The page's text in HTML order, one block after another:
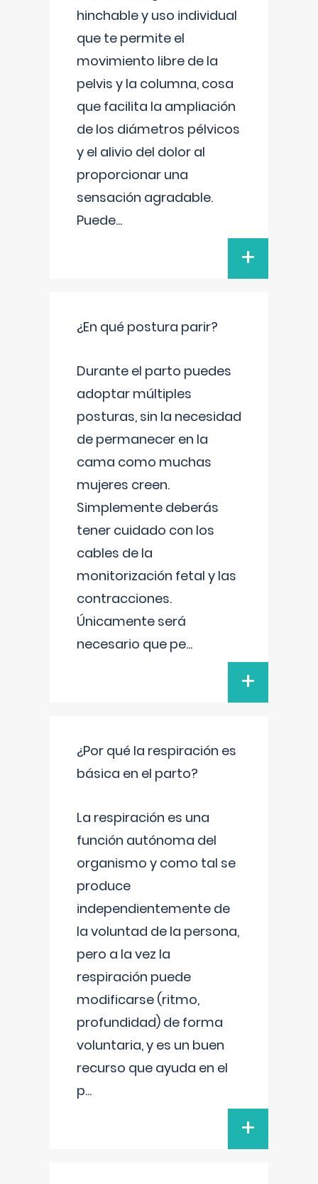
hinchable y uso individual
que te permite el
movimiento libre de la
pelvis y la columna, cosa
que facilita la ampliación
de los diámetros pélvicos
y el alivio del dolor al
proporcionar una
sensación agradable.
Puede...
+
¿En qué postura parir?
Durante el parto puedes
adoptar múltiples
posturas, sin la necesidad
de permanecer en la
cama como muchas
mujeres creen.
Simplemente deberás
tener cuidado con los
cables de la
monitorización fetal y las
contracciones.
Únicamente será
necesario que pe...
+
¿Por qué la respiración es
básica en el parto?
La respiración es una
función autónoma del
organismo y como tal se
produce
independientemente de
la voluntad de la persona,
pero a la vez la
respiración puede
modificarse (ritmo,
profundidad) de forma
voluntaria, y es un buen
recurso que ayuda en el
p...
+